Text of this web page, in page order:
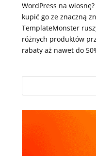
WordPress na
kupić go ze znaczną
TemplateMonster
różnych produktów
rabaty aż nawet do